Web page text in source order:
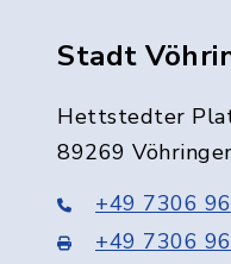
Stadt
Hettstedter
89269
+49 7306
+49 7306